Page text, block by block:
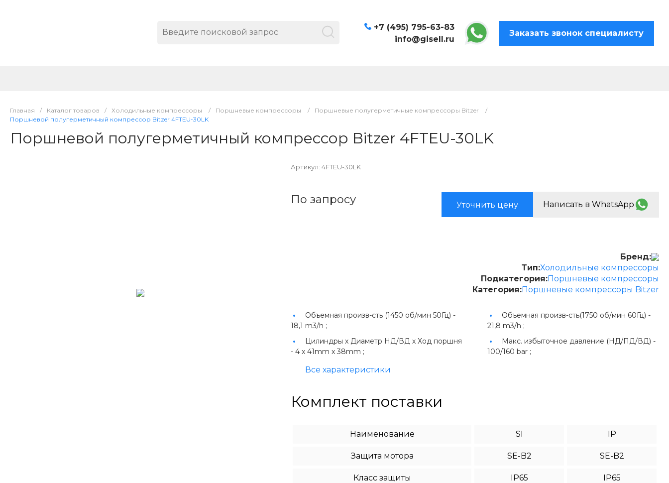
+7 (495) 795-63-83
info@gisell.ru
Заказать звонок специалисту
Главная / Каталог товаров / Холодильные компрессоры / Поршневые компрессоры / Поршневые полугерметичные компрессоры Bitzer
/
Поршневой полугерметичный компрессор Bitzer 4FTEU-30LK
Поршневой полугерметичный компрессор Bitzer 4FTEU-30LK
Артикул:4FTEU-30LK
По запросу Уточнить цену Написать в WhatsApp
Бренд:
Тип:Холодильные компрессоры
Подкатегория:Поршневые компрессоры
Категория:Поршневые компрессоры Bitzer
Объемная произв-сть (1450 об/мин 50Гц) -
18,1 m3/h ;
Объемная произв-сть(1750 об/мин 60Гц) -
21,8 m3/h ;
Цилиндры х Диаметр НД/ВД х Ход поршня
-4 x 41mm x 38mm ;
Макс. избыточное давление (НД/ПД/ВД) -
100/160 bar ;
Все характеристики
Комплект поставки
Наименование SI IP
Защита мотора SE-B2 SE-B2
Класс защиты IP65 IP65